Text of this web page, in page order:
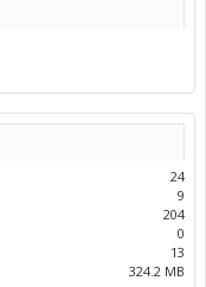
24
9
204
0
13
324.2 MB